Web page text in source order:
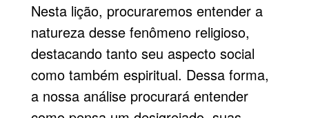
Nesta lição, procuraremos entender a
natureza desse fenômeno religioso,
destacando tanto seu aspecto social
como também espiritual. Dessa forma,
a nossa análise procurará entender